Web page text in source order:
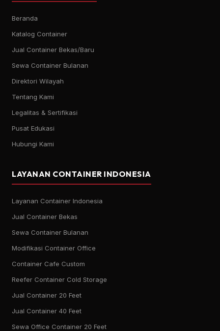
Beranda
Katalog Container
Jual Container Bekas/Baru
Sewa Container Bulanan
Direktori Wilayah
Tentang Kami
Legalitas & Sertifikasi
Pusat Edukasi
Hubungi Kami
LAYANAN CONTAINER INDONESIA
Layanan Container Indonesia
Jual Container Bekas
Sewa Container Bulanan
Modifikasi Container Office
Container Cafe Custom
Reefer Container Cold Storage
Jual Container 20 Feet
Jual Container 40 Feet
Sewa Office Container 20 Feet